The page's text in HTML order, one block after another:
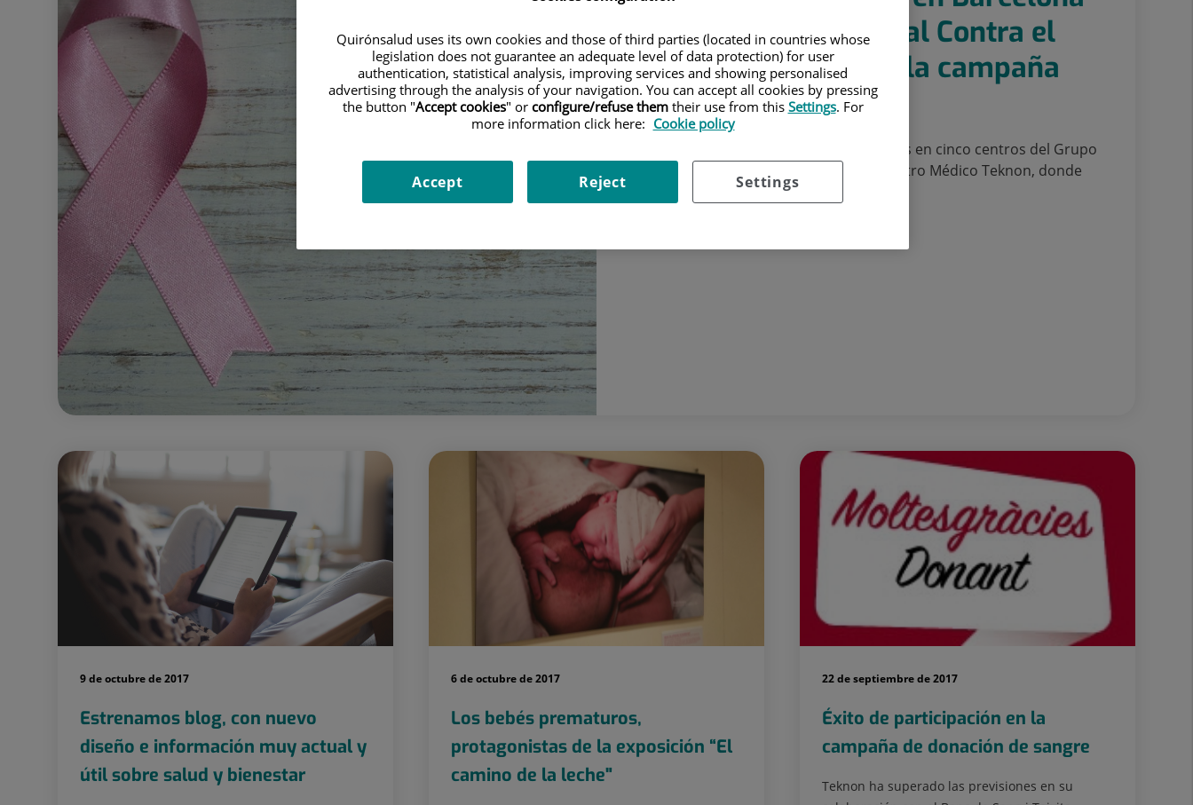
se suma al Día Mundial Contra el
Cáncer de Mama con la campaña
‘Sorprende...
El 19 de octubre se instalarán fotomatones en cinco centros del Grupo
Quirónsalud en Barcelona, entre ellos Centro Médico Teknon, donde
pacientes y usuarios podrán hacerse un...
9 de octubre de 2017
Estrenamos blog, con nuevo
diseño e información muy actual y
útil sobre salud y bienestar
6 de octubre de 2017
Los bebés prematuros,
protagonistas de la exposición “El
camino de la leche"
22 de septiembre de 2017
Éxito de participación en la
campaña de donación de sangre
Teknon ha superado las previsiones en su
Quirónsalud uses its own cookies and those of third parties (located in countries whose
legislation does not guarantee an adequate level of data protection) for user
authentication, statistical analysis, improving services and showing personalised
advertising through the analysis of your navigation. You can accept all cookies by pressing
the button "Accept cookies" or configure/refuse themtheir use from this Settings. For
more information click here: Cookie policy
Settings
Reject
Accept